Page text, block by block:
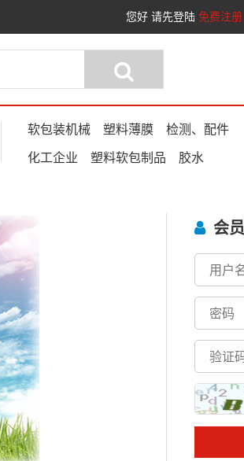
您好 请先登陆 免费注册
软包装机械 塑料薄膜
检测、配件
化工企业
塑料软包制品 胶水
会